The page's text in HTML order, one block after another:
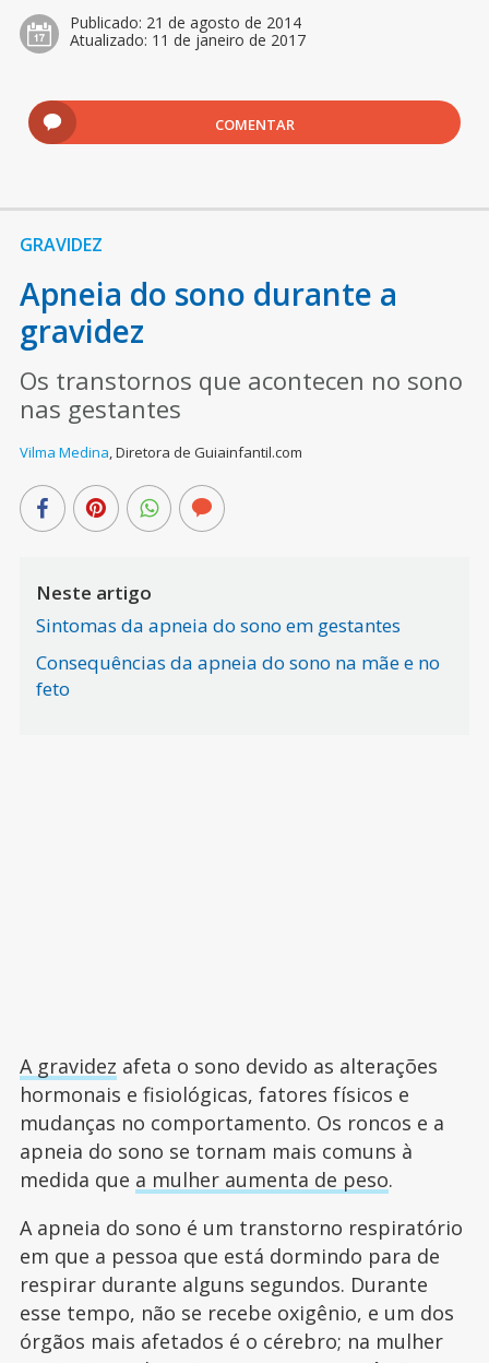
Publicado: 21 de agosto de 2014
Atualizado: 11 de janeiro de 2017
COMENTAR
GRAVIDEZ
Apneia do sono durante a
gravidez
Os transtornos que acontecen no sono
nas gestantes
Vilma Medina,Diretora de Guiainfantil.com
Neste artigo
Sintomas da apneia do sono em gestantes
Consequências da apneia do sono na mãe e no
feto
A gravidez afeta o sono devido as alterações
hormonais e fisiológicas, fatores físicos e
mudanças no comportamento. Os roncos e a
apneia do sono se tornam mais comuns à
medida que a mulher aumenta de peso.
A apneia do sono é um transtorno respiratório
em que a pessoa que está dormindo para de
respirar durante alguns segundos. Durante
esse tempo, não se recebe oxigênio, e um dos
órgãos mais afetados é o cérebro; na mulher